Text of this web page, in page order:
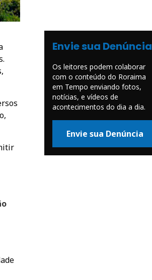
Envie sua Denúncia
Os leitores podem colaborar
com o conteúdo do Roraima
em Tempo enviando fotos,
notícias, e vídeos de
acontecimentos do dia a dia.
Envie sua Denúncia